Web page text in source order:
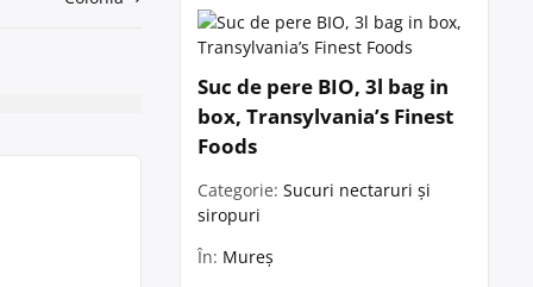
Suc de pere BIO, 3l bag in
box, Transylvania’s Finest
Foods
Categorie: Sucuri nectaruri și
siropuri
În: Mureș